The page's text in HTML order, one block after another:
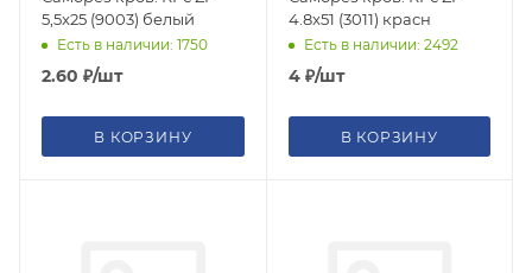
5,5x25 (9003) белый
Есть в наличии: 1750
2.60 ₽/шт
В КОРЗИНУ
4.8x51 (3011) красн
Есть в наличии: 2492
4₽/шт
В КОРЗИНУ